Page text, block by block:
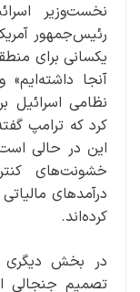
نخست‌وزیر
رئیس‌جمهور
یکسانی برای
آنجا
نظامی اسرائیل
کرد که ترامپ
این در حالی است
خشونت‌های
درآمدهای
کرده‌اند.
در بخش دیگری
تصمیم جنجالی